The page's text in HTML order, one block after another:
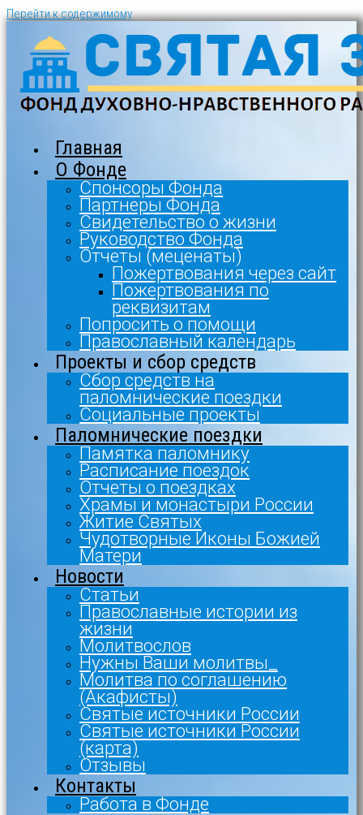
Перейти к содержимому
Главная
О Фонде
Спонсоры Фонда
Партнеры Фонда
Свидетельство о жизни
Руководство Фонда
Отчеты (меценаты)
Пожертвования через сайт
Пожертвования по
реквизитам
Попросить о помощи
Православный календарь
Проекты и сбор средств
Сбор средств на
паломнические поездки
Социальные проекты
Паломнические поездки
Памятка паломнику
Расписание поездок
Отчеты о поездках
Храмы и монастыри России
Житие Святых
Чудотворные Иконы Божией
Матери
Новости
Статьи
Православные истории из
жизни
Молитвослов
Нужны Ваши молитвы_
Молитва по соглашению
(Акафисты)
Святые источники России
Святые источники России
(карта)
Отзывы
Контакты
Работа в Фонде